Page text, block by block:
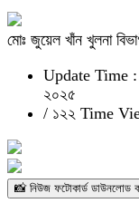
মোঃ জুয়েল খাঁন খুলনা
Update Time :
২০২৫
/ ১২২ Time
📸 নিউজ ফটোকার্ড ডাউনলোড